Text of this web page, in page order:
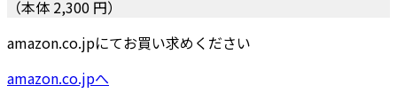
（本体 2,300 円）
amazon.co.jpにてお買い求めください
amazon.co.jpへ